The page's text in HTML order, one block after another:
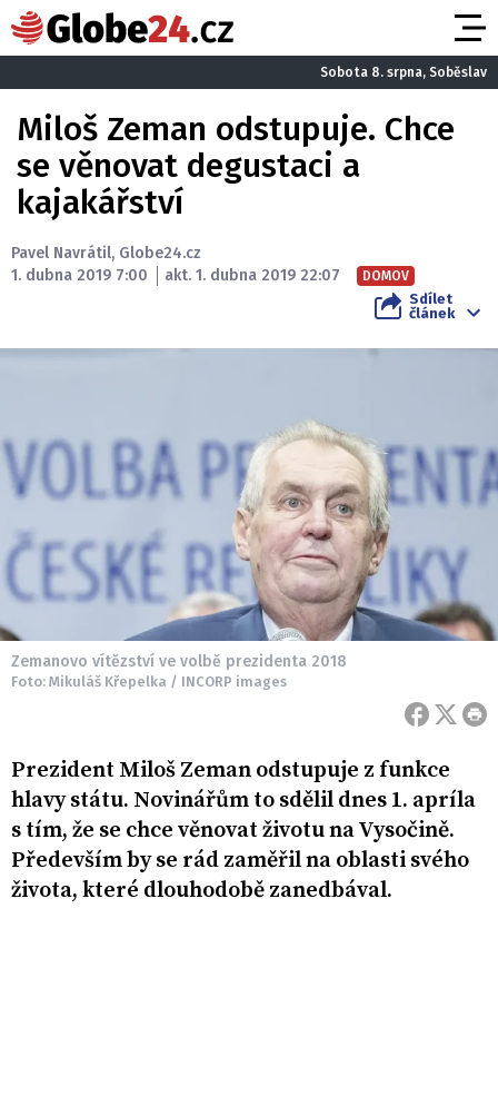
Sobota 8. srpna, Soběslav
Miloš Zeman odstupuje. Chce
se věnovat degustaci a
kajakářství
Pavel Navrátil, Globe24.cz
1. dubna 2019 7:00
akt. 1. dubna 2019 22:07 DOMOV
Sdílet
článek
Zemanovo vítězství ve volbě prezidenta 2018
Foto: Mikuláš Křepelka / INCORP images
Prezident Miloš Zeman odstupuje z funkce
hlavy státu. Novinářům to sdělil dnes 1. apríla
s tím, že se chce věnovat životu na Vysočině.
Především by se rád zaměřil na oblasti svého
života, které dlouhodobě zanedbával.